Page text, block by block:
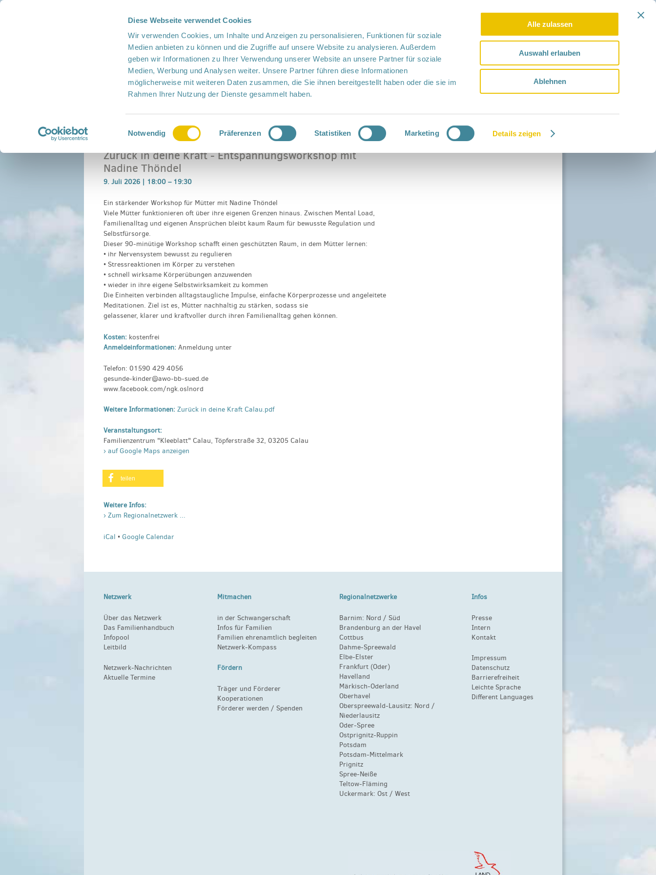
Diese Webseite verwendet Cookies
Wir verwenden Cookies, um Inhalte und Anzeigen zu personalisieren, Funktionen für soziale
Medien anbieten zu können und die Zugriffe auf unsere Website zu analysieren. Außerdem
geben wir Informationen zu Ihrer Verwendung unserer Website an unsere Partner für soziale
Medien, Werbung und Analysen weiter. Unsere Partner führen diese Informationen
möglicherweise mit weiteren Daten zusammen, die Sie ihnen bereitgestellt haben oder die sie im
Rahmen Ihrer Nutzung der Dienste gesammelt haben.
Einwilligungsauswahl
Notwendig Präferenzen Statistiken Marketing Details zeigen
Alle zulassen
Auswahl erlauben
Ablehnen
Intern Netzwerk-Kompass Leichte Sprache
Termine
Zurück in deine Kraft - Entspannungsworkshop mit Nadine Thöndel
Zurück in deine Kraft - Entspannungsworkshop mit
Nadine Thöndel
9. Juli 2026 | 18:00 – 19:30
Ein stärkender Workshop für Mütter mit Nadine Thöndel
Viele Mütter funktionieren oft über ihre eigenen Grenzen hinaus. Zwischen Mental Load,
Familienalltag und eigenen Ansprüchen bleibt kaum Raum für bewusste Regulation und
Selbstfürsorge.
Dieser 90-minütige Workshop schafft einen geschützten Raum, in dem Mütter lernen:
• ihr Nervensystem bewusst zu regulieren
• Stressreaktionen im Körper zu verstehen
• schnell wirksame Körperübungen anzuwenden
• wieder in ihre eigene Selbstwirksamkeit zu kommen
Die Einheiten verbinden alltagstaugliche Impulse, einfache Körperprozesse und angeleitete
Meditationen. Ziel ist es, Mütter nachhaltig zu stärken, sodass sie
gelassener, klarer und kraftvoller durch ihren Familienalltag gehen können.
Kosten: kostenfrei
Anmeldeinformationen: Anmeldung unter
Telefon: 01590 429 4056
gesunde-kinder@awo-bb-sued.de
www.facebook.com/ngk.oslnord
Weitere Informationen: Zurück in deine Kraft Calau.pdf
Veranstaltungsort:
Familienzentrum "Kleeblatt" Calau, Töpferstraße 32, 03205 Calau
› auf Google Maps anzeigen
teilen
Weitere Infos:
› Zum Regionalnetzwerk ...
iCal • Google Calendar
Netzwerk
Über das Netzwerk
Das Familienhandbuch
Infopool
Leitbild
Netzwerk-Nachrichten
Aktuelle Termine
Mitmachen
in der Schwangerschaft
Infos für Familien
Familien ehrenamtlich begleiten
Netzwerk-Kompass
Fördern
Träger und Förderer
Kooperationen
Förderer werden / Spenden
Regionalnetzwerke
Barnim: Nord / Süd
Brandenburg an der Havel
Cottbus
Dahme-Spreewald
Elbe-Elster
Frankfurt (Oder)
Havelland
Märkisch-Oderland
Oberhavel
Oberspreewald-Lausitz: Nord /
Niederlausitz
Oder-Spree
Ostprignitz-Ruppin
Potsdam
Potsdam-Mittelmark
Prignitz
Spree-Neiße
Teltow-Fläming
Uckermark:Ost /West
Infos
Presse
Intern
Kontakt
Impressum
Datenschutz
Barrierefreiheit
Leichte Sprache
Different Languages